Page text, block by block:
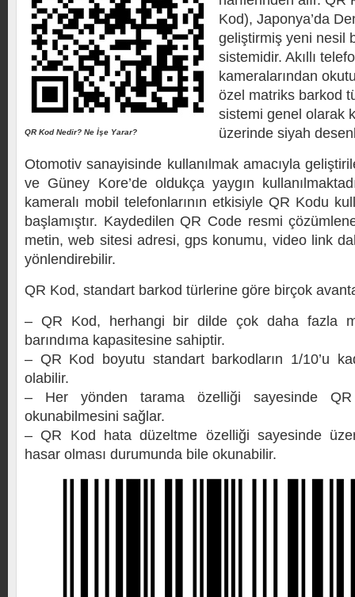
QR Kod Nedir? Ne İşe Yarar?
Kod), Japonya’da
geliştirmiş yeni nesil
sistemidir. Akıllı
kameralarından
özel matriks barkod
sistemi genel olarak
üzerinde siyah
Otomotiv sanayisinde kullanılmak amacıyla
ve Güney Kore’de oldukça yaygın
kameralı mobil telefonlarının etkisiyle QR Kodu
başlamıştır. Kaydedilen QR Code resmi
metin, web sitesi adresi, gps konumu, video link
yönlendirebilir.
QR Kod, standart barkod türlerine göre birçok
– QR Kod, herhangi bir dilde çok daha fazla
barındıma kapasitesine sahiptir.
– QR Kod boyutu standart barkodların 1/10’u
olabilir.
– Her yönden tarama özelliği sayesinde QR
okunabilmesini sağlar.
– QR Kod hata düzeltme özelliği sayesinde
hasar olması durumunda bile okunabilir.